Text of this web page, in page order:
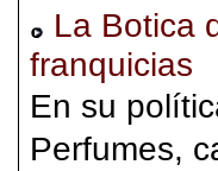
La Botica
franquicias
En su
Perfumes,